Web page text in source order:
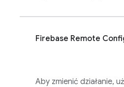
Firebase Remote
Aby zmienić działanie,